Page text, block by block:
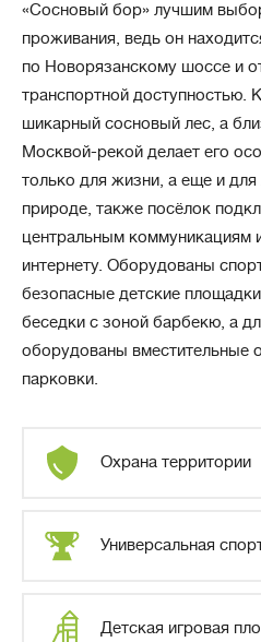
«Сосновый бор» лучшим
проживания, ведь он
по Новорязанскому шоссе и
транспортной доступностью.
шикарный сосновый лес, а
Москвой-рекой делает его
только для жизни, а еще и для
природе, также посёлок
центральным коммуникациям
интернету. Оборудованы
безопасные детские
беседки с зоной барбекю, а
оборудованы вместительные
парковки.
Охрана территории
Универсальная
Детская игровая